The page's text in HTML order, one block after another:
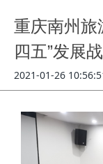
重庆南州旅
四五”发展
2021-01-26